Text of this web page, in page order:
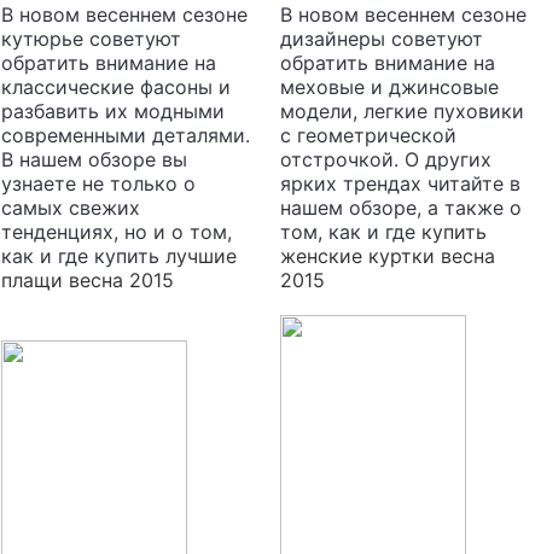
В новом весеннем сезоне
кутюрье советуют
обратить внимание на
классические фасоны и
разбавить их модными
современными деталями.
В нашем обзоре вы
узнаете не только о
самых свежих
тенденциях, но и о том,
как и где купить лучшие
плащи весна 2015
В новом весеннем сезоне
дизайнеры советуют
обратить внимание на
меховые и джинсовые
модели, легкие пуховики
с геометрической
отстрочкой. О других
ярких трендах читайте в
нашем обзоре, а также о
том, как и где купить
женские куртки весна
2015